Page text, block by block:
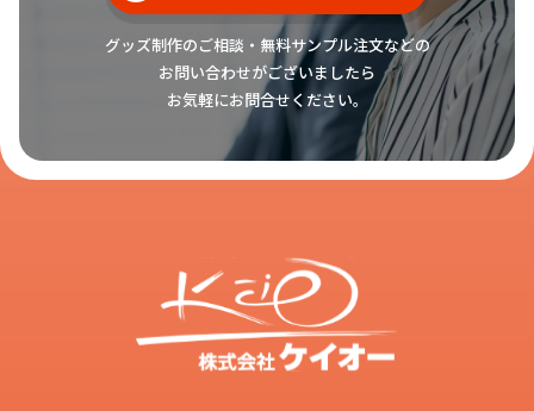
はい。ケイオーのシリコンカバー付
きスプレーボトルは、シリコン製の
カバーが付いたスプレーボトルで、
手のひらサイズの持ち運びにも便利
な商品です。また、縦置きが可能な
アルコール消毒液や化粧水、香水等
をいれて使用できます。
グッズ制作のご相談・無料サンプル注文などの
お問い合わせがございましたら
お気軽にお問合せください。